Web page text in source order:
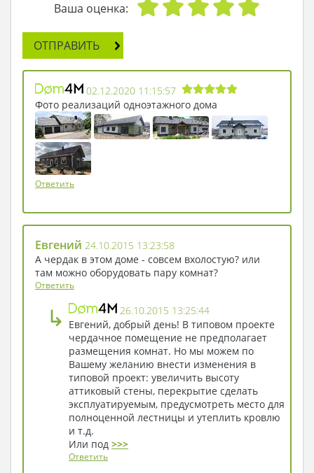
Техническая оснащенность кухни позволит
вам побаловать себя самыми
изысканными разносолами. А зажженный
камин в гостиной добавит капельку тепла и
света в вашу хлопотливую ежедневность.
Приезжайте к нам в «Простоквашино». Мы
вам всегда рады!
Ваша оценка:
ОТПРАВИТЬ
02.12.2020 11:15:57
Фото реализаций одноэтажного дома
Ответить
Евгений 24.10.2015 13:23:58
А чердак в этом доме - совсем вхолостую? или
там можно оборудовать пару комнат?
Ответить
↳
26.10.2015 13:25:44
Евгений, добрый день! В типовом проекте
чердачное помещение не предполагает
размещения комнат. Но мы можем по
Вашему желанию внести изменения в
типовой проект: увеличить высоту
аттиковый стены, перекрытие сделать
эксплуатируемым, предусмотреть место для
полноценной лестницы и утеплить кровлю
и т.д.
Или под >>>
Ответить